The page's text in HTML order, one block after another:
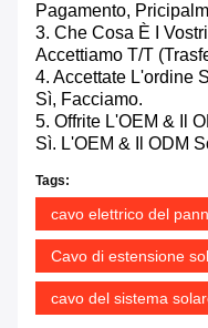
Pagamento,
3. Che Cosa È I
Accettiamo T/T
4. Accettate L'ordine
Sì, Facciamo.
5. Offrite L'OEM & Il
Sì. L'OEM & Il ODM
Tags:
cavo elettrico del
Cavo di estensione
cavo del sistema